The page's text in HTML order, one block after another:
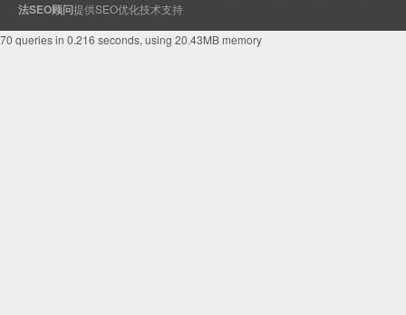
法SEO顾问提供SEO优化技术支持
70 queries in 0.216 seconds, using 20.43MB memory